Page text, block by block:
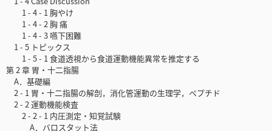
1 - 4 - 1 胸やけ
1 - 4 - 2 胸 痛
1 - 4 - 3 嚥下困難
1 - 5 トピックス
1 - 5 - 1 食道透視から食道運動機能異常を推定する
第 2 章 胃・十二指腸
A．基礎編
2 - 1 胃・十二指腸の解剖，消化管運動の生理学，ペプチド
2 - 2 運動機能検査
2 - 2 - 1 内圧測定・知覚試験
A．バロスタット法